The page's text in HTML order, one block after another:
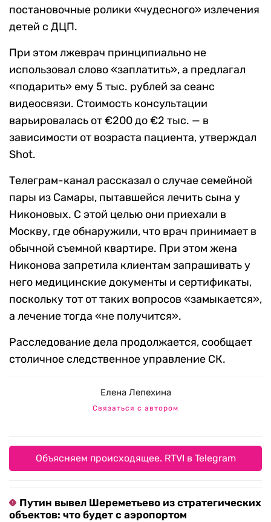
постановочные ролики «чудесного» излечения
детей с ДЦП.
При этом лжеврач принципиально не
использовал слово «заплатить», а предлагал
«подарить» ему 5 тыс. рублей за сеанс
видеосвязи. Стоимость консультации
варьировалась от €200 до €2 тыс. — в
зависимости от возраста пациента, утверждал
Shot.
Телеграм-канал рассказал о случае семейной
пары из Самары, пытавшейся лечить сына у
Никоновых. С этой целью они приехали в
Москву, где обнаружили, что врач принимает в
обычной съемной квартире. При этом жена
Никонова запретила клиентам запрашивать у
него медицинские документы и сертификаты,
поскольку тот от таких вопросов «замыкается»,
а лечение тогда «не получится».
Расследование дела продолжается, сообщает
столичное следственное управление СК.
Елена Лепехина
Связаться с автором
Объясняем происходящее. RTVI в Telegram
Путин вывел Шереметьево из стратегических
объектов: что будет с аэропортом